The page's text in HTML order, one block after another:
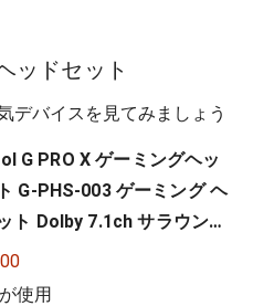
ッドセット
デバイスを見てみましょう
G PRO X ゲーミングヘッ
G-PHS-003 ゲーミング ヘ
ト Dolby 7.1ch サラウンド
3.5mm 有線 マイク付き Bl
搭載 軽量 PS5 PS4 PC win
使用